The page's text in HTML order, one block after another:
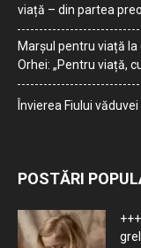
viață – din partea
Marșul pentru viață la
Orhei: „Pentru viață,
Învierea Fiului văduvei
POSTĂRI